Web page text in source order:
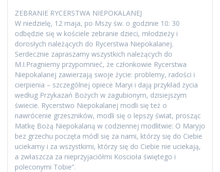
ZEBRANIE RYCERSTWA NIEPOKALANEJ
W niedzielę, 12 maja, po Mszy św. o godzinie 10: 30
odbędzie się w kościele zebranie dzieci, młodzieży i
dorosłych należących do Rycerstwa Niepokalanej.
Serdecznie zapraszamy wszystkich należących do
M.I.Pragniemy przypomnieć, że członkowie Rycerstwa
Niepokalanej zawierzają swoje życie: problemy, radości i
cierpienia – szczególnej opiece Maryi i dają przykład życia
według Przykazań Bożych w zagubionym, dzisiejszym
świecie. Rycerstwo Niepokalanej modli się też o
nawrócenie grzeszników, modli się o lepszy świat, prosząc
Matkę Bożą Niepokalaną w codziennej modlitwie: O Maryjo
bez grzechu poczęta módl się za nami, którzy się do Ciebie
uciekamy i za wszystkimi, którzy się do Ciebie nie uciekają,
a zwłaszcza za nieprzyjaciółmi Koscioła świętego i
poleconymi Tobie”.